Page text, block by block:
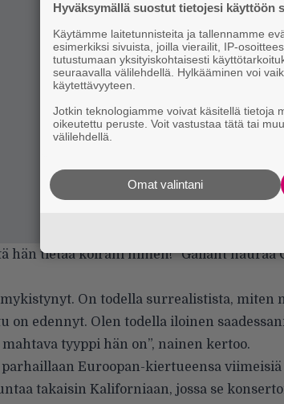
hän tietää koirani nimen!” Gallant nauraa
On todella surrealistista, miten
on edennyt. Olen todella iloinen
tyyppi hän on”, nainen kertoo.
Euroopan-kiertueensa
takaisin Kaliforniaan, jossa se
Hyväksymällä suostut tietojesi käyttöön
Käytämme laitetunnisteita ja tallennamme
esimerkiksi sivuista, joilla vierailit, IP-
tutustumaan yksityiskohtaisesti
seuraavalla välilehdellä. Hylkääminen voi
käytettävyyteen.
Jotkin teknologiamme voivat käsitellä tietoja
oikeutettu peruste. Voit vastustaa tätä tai
välilehdellä.
Omat valintani